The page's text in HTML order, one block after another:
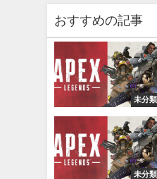
おすすめの記事
未分類
未分類